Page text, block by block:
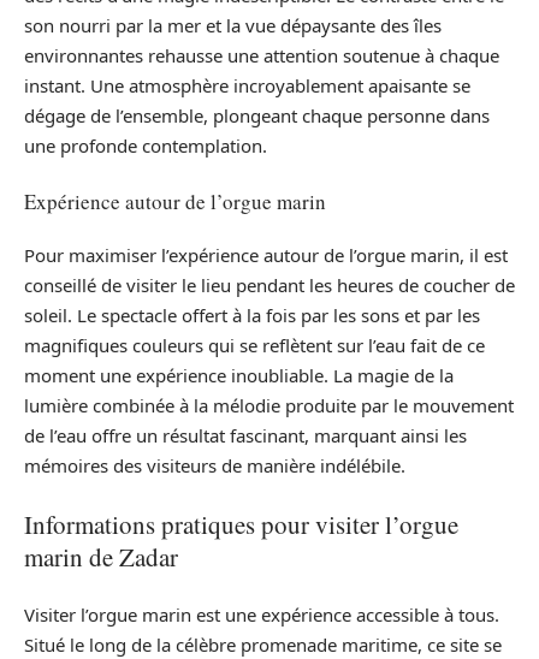
son nourri par la mer et la vue dépaysante des îles
environnantes rehausse une attention soutenue à chaque
instant. Une atmosphère incroyablement apaisante se
dégage de l’ensemble, plongeant chaque personne dans
une profonde contemplation.
Expérience autour de l’orgue marin
Pour maximiser l’expérience autour de l’orgue marin, il est
conseillé de visiter le lieu pendant les heures de coucher de
soleil. Le spectacle offert à la fois par les sons et par les
magnifiques couleurs qui se reflètent sur l’eau fait de ce
moment une expérience inoubliable. La magie de la
lumière combinée à la mélodie produite par le mouvement
de l’eau offre un résultat fascinant, marquant ainsi les
mémoires des visiteurs de manière indélébile.
Informations pratiques pour visiter l’orgue
marin de Zadar
Visiter l’orgue marin est une expérience accessible à tous.
Situé le long de la célèbre promenade maritime, ce site se